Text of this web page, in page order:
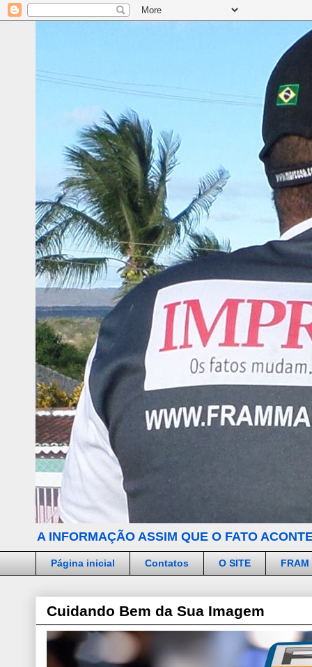
A INFORMAÇÃO ASSIM QUE O FATO
Página inicial Contatos O SITE FRAM
Cuidando Bem da Sua Imagem